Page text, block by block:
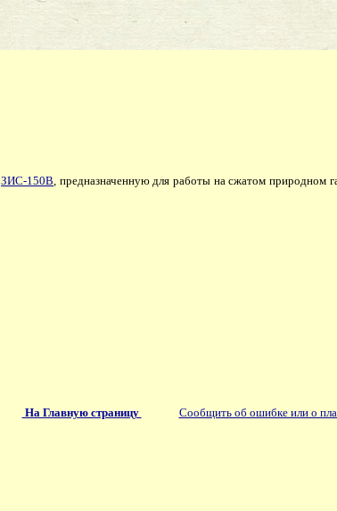
ЗИС-150В, предназначенную для работы на сжатом природном
На Главную страницу Сообщить об ошибке или о